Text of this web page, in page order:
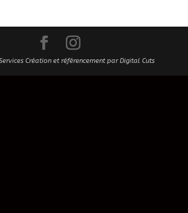
Création et référencement parDigital Cuts